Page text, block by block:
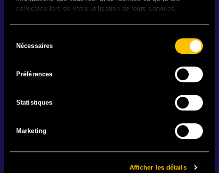
collectées lors de votre utilisation de leurs services.
duNécessaires
Préférences
Statistiques
Marketing
Afficher les détails
IL EST BEAU MON MAILLOT
EN SAVOIR +